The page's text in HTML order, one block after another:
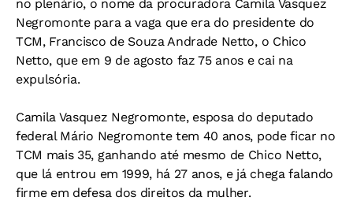
no plenário, o nome da procuradora Camila Vasquez
Negromonte para a vaga que era do presidente do
TCM, Francisco de Souza Andrade Netto, o Chico
Netto, que em 9 de agosto faz 75 anos e cai na
expulsória.
Camila Vasquez Negromonte, esposa do deputado
federal Mário Negromonte tem 40 anos, pode ficar no
TCM mais 35, ganhando até mesmo de Chico Netto,
que lá entrou em 1999, há 27 anos, e já chega falando
firme em defesa dos direitos da mulher.